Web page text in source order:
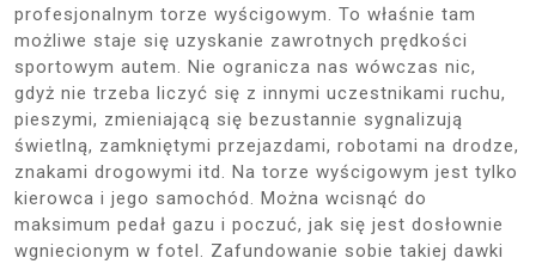
profesjonalnym torze wyścigowym. To właśnie tam
możliwe staje się uzyskanie zawrotnych prędkości
sportowym autem. Nie ogranicza nas wówczas nic,
gdyż nie trzeba liczyć się z innymi uczestnikami ruchu,
pieszymi, zmieniającą się bezustannie sygnalizują
świetlną, zamkniętymi przejazdami, robotami na drodze,
znakami drogowymi itd. Na torze wyścigowym jest tylko
kierowca i jego samochód. Można wcisnąć do
maksimum pedał gazu i poczuć, jak się jest dosłownie
wgniecionym w fotel. Zafundowanie sobie takiej dawki